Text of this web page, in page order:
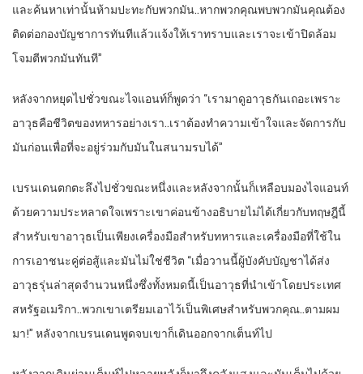
และค้นหาเท่านั้นห้ามปะทะกับพวกมัน..หากพวกคุณพบพวกมันคุณต้อง
ติดต่อกองบัญชาการทันทีแล้วแจ้งให้เราทราบและเราจะเข้าปิดล้อม
โจมตีพวกมันทันที”
หลังจากหยุดไปชั่วขณะไจแอนท์ก็พูดว่า “เรามาดูอาวุธกันเถอะเพราะ
อาวุธคือชีวิตของทหารอย่างเรา..เราต้องทำความเข้าใจและจัดการกับ
มันก่อนเพื่อที่จะอยู่ร่วมกับมันในสนามรบได้”
เบรนเดนตกตะลึงไปชั่วขณะหนึ่งและหลังจากนั้นก็เหลือบมองไจแอนท์
ด้วยความประหลาดใจเพราะเขาค่อนข้างอธิบายไม่ได้เกี่ยวกับทฤษฎีนี้
สำหรับเขาอาวุธเป็นเพียงเครื่องมือสำหรับทหารและเครื่องมือที่ใช้ใน
การเอาชนะคู่ต่อสู้และมันไม่ใช่ชีวิต “เมื่อวานนี้ผู้บังคับบัญชาได้ส่ง
อาวุธรุ่นล่าสุดจำนวนหนึ่งซึ่งทั้งหมดนี้เป็นอาวุธที่นำเข้าโดยประเทศ
สหรัฐอเมริกา..พวกเขาเตรียมเอาไว้เป็นพิเศษสำหรับพวกคุณ..ตามผม
มา!” หลังจากเบรนเดนพูดจบเขาก็เดินออกจากเต็นท์ไป